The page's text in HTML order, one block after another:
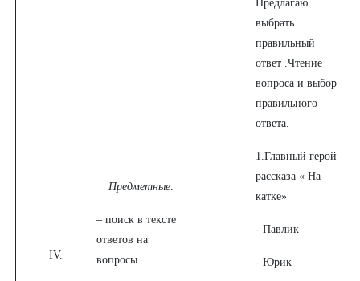
IV.
Предметные:
– поиск в тексте
ответов на
вопросы
Предлагаю
выбрать
правильный
ответ .Чтение
вопроса и выбор
правильного
ответа.
1.Главный герой
рассказа « На
катке»
- Павлик
- Юрик